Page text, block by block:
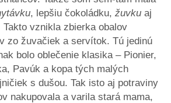
, lepšiu čokoládku, žuvku aj
vznikla zbierka obalov
zo žuvačiek a servítok. Tú jedinú
bolo oblečenie klasika – Pionier,
Pavúk a kopa tých malých
s dušou. Tak isto aj potraviny
nakupovala a varila stará mama,